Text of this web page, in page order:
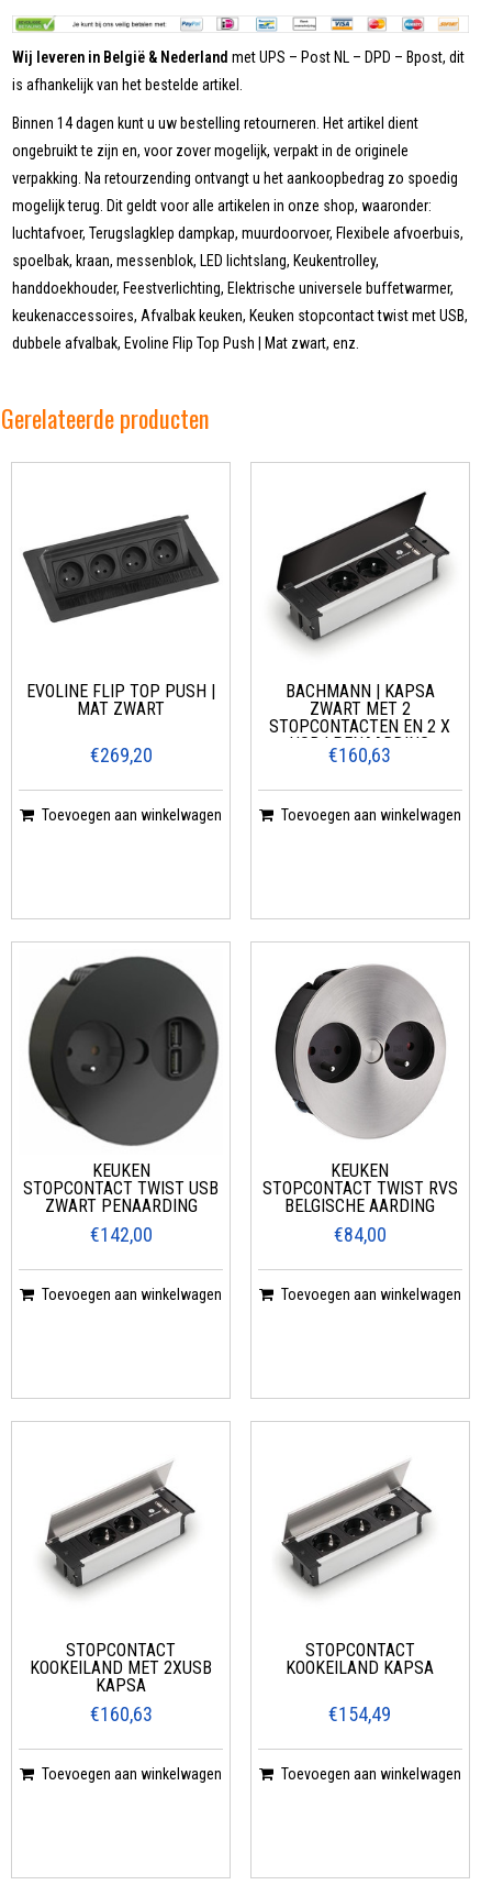
Wij leveren in België & Nederland met UPS – Post NL – DPD – Bpost, dit
is afhankelijk van het bestelde artikel.
Binnen 14 dagen kunt u uw bestelling retourneren. Het artikel dient
ongebruikt te zijn en, voor zover mogelijk, verpakt in de originele
verpakking. Na retourzending ontvangt u het aankoopbedrag zo spoedig
mogelijk terug. Dit geldt voor alle artikelen in onze shop, waaronder:
luchtafvoer, Terugslagklep dampkap, muurdoorvoer, Flexibele afvoerbuis,
spoelbak, kraan, messenblok, LED lichtslang, Keukentrolley,
handdoekhouder, Feestverlichting, Elektrische universele buffetwarmer,
keukenaccessoires, Afvalbak keuken, Keuken stopcontact twist met USB,
dubbele afvalbak, Evoline Flip Top Push | Mat zwart, enz.
Gerelateerde producten
EVOLINE FLIP TOP PUSH |
MAT ZWART
€269,20
Toevoegen aan winkelwagen
BACHMANN | KAPSA
ZWART MET 2
STOPCONTACTEN EN 2 X
USB | PENAARDING
€160,63
Toevoegen aan winkelwagen
KEUKEN
STOPCONTACT TWIST USB
ZWART PENAARDING
€142,00
Toevoegen aan winkelwagen
KEUKEN
STOPCONTACT TWIST RVS
BELGISCHE AARDING
€84,00
Toevoegen aan winkelwagen
STOPCONTACT
KOOKEILAND MET 2XUSB
KAPSA
€160,63
Toevoegen aan winkelwagen
STOPCONTACT
KOOKEILAND KAPSA
€154,49
Toevoegen aan winkelwagen